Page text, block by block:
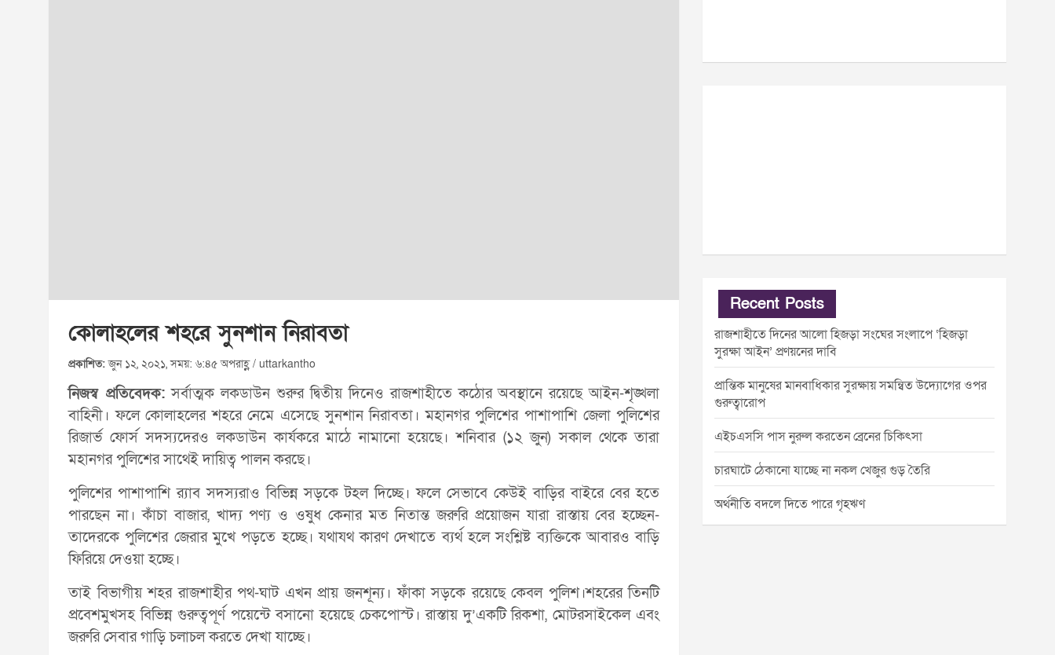
কোলাহলের শহরে সুনশান নিরাবতা
প্রকাশিত:জুন ১২, ২০২১, সময়: ৬:৪৫ অপরাহ্ণ / uttarkantho
নিজস্ব প্রতিবেদক:সর্বাত্মক লকডাউন শুরুর দ্বিতীয় দিনেও রাজশাহীতে কঠোর অবস্থানে রয়েছে আইন-শৃঙ্খলা
বাহিনী। ফলে কোলাহলের শহরে নেমে এসেছে সুনশান নিরাবতা। মহানগর পুলিশের পাশাপাশি জেলা পুলিশের
রিজার্ভ ফোর্স সদস্যদেরও লকডাউন কার্যকরে মাঠে নামানো হয়েছে। শনিবার (১২ জুন) সকাল থেকে তারা
মহানগর পুলিশের সাথেই দায়িত্ব পালন করছে।
পুলিশের পাশাপাশি র‌্যাব সদস্যরাও বিভিন্ন সড়কে টহল দিচ্ছে। ফলে সেভাবে কেউই বাড়ির বাইরে বের হতে
পারছেন না। কাঁচা বাজার, খাদ্য পণ্য ও ওষুধ কেনার মত নিতান্ত জরুরি প্রয়োজন যারা রাস্তায় বের হচ্ছেন-
তাদেরকে পুলিশের জেরার মুখে পড়তে হচ্ছে। যথাযথ কারণ দেখাতে ব্যর্থ হলে সংশ্লিষ্ট ব্যক্তিকে আবারও বাড়ি
ফিরিয়ে দেওয়া হচ্ছে।
তাই বিভাগীয় শহর রাজশাহীর পথ-ঘাট এখন প্রায় জনশূন্য। ফাঁকা সড়কে রয়েছে কেবল পুলিশ।শহরের তিনটি
প্রবেশমুখসহ বিভিন্ন গুরুত্বপূর্ণ পয়েন্টে বসানো হয়েছে চেকপোস্ট। রাস্তায় দু’একটি রিকশা, মোটরসাইকেল এবং
জরুরি সেবার গাড়ি চলাচল করতে দেখা যাচ্ছে।
Recent Posts
রাজশাহীতে দিনের আলো হিজড়া সংঘের সংলাপে ‘হিজড়া
সুরক্ষা আইন’ প্রণয়নের দাবি
প্রান্তিক মানুষের মানবাধিকার সুরক্ষায় সমন্বিত উদ্যোগের ওপর
গুরুত্বারোপ
এইচএসসি পাস নুরুল করতেন ব্রেনের চিকিৎসা
চারঘাটে ঠেকানো যাচ্ছে না নকল খেজুর গুড় তৈরি
অর্থনীতি বদলে দিতে পারে গৃহঋণ